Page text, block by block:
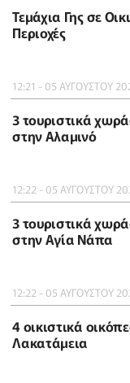
Τεμάχια Γης σε
Περιοχές
12:21 - 05 ΑΥΓΟΥΣΤΟΥ
3 τουριστικά
στην Αλαμινό
12:22 - 05 ΑΥΓΟΥΣΤΟΥ
3 τουριστικά
στην Αγία Νάπα
12:22 - 05 ΑΥΓΟΥΣΤΟΥ
4 οικιστικά
Λακατάμεια